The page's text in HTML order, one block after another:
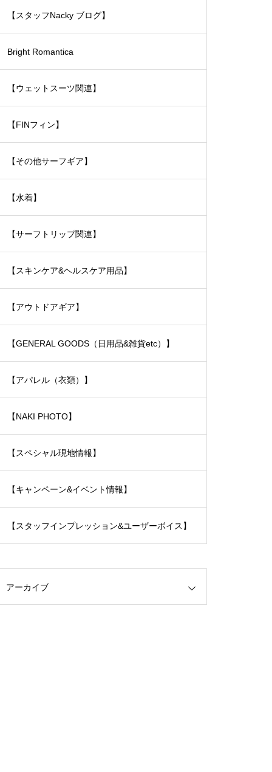
【スタッフNacky ブログ】
Bright Romantica
【ウェットスーツ関連】
【FINフィン】
【その他サーフギア】
【水着】
【サーフトリップ関連】
【スキンケア&ヘルスケア用品】
【アウトドアギア】
【GENERAL GOODS（日用品&雑貨etc）】
【アパレル（衣類）】
【NAKI PHOTO】
【スペシャル現地情報】
【キャンペーン&イベント情報】
【スタッフインプレッション&ユーザーボイス】
アーカイブ